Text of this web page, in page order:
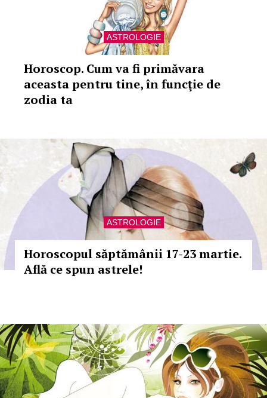
ASTROLOGIE
Horoscop. Cum va fi primăvara
aceasta pentru tine, în funcţie de
zodia ta
ASTROLOGIE
Horoscopul săptămânii 17-23 martie.
Află ce spun astrele!